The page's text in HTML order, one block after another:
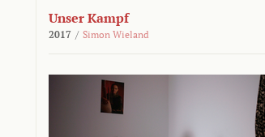
Unser Kampf
2017 / Simon Wieland